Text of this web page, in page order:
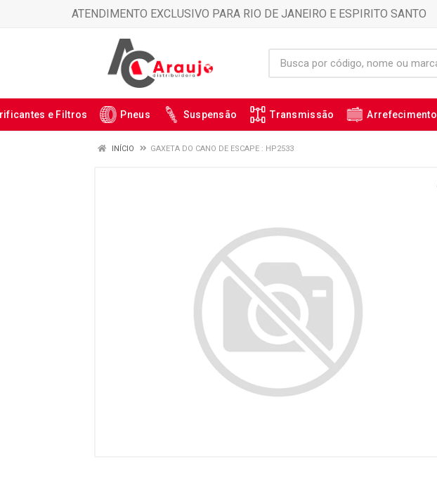
ATENDIMENTO EXCLUSIVO PARA RIO DE JANEIRO E ESPIRITO SANTO
e Filtros Pneus Suspensão Transmissão Arrefecimento
INÍCIO GAXETA DO CANO DE ESCAPE : HP2533